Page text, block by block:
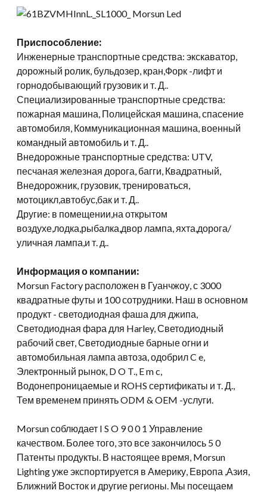
Приспособление:
Инженерные транспортные средства: экскаватор,
дорожный ролик, бульдозер, кран,Форк -лифт и
горнодобывающий грузовик и т. Д..
Специализированные транспортные средства:
пожарная машина, Полицейская машина, спасение
автомобиля, Коммуникационная машина, военный
командный автомобиль и т. Д..
Внедорожные транспортные средства: UTV,
песчаная железная дорога, багги, Квадратный,
Внедорожник, грузовик, тренироваться,
мотоцикл,автобус,бак и т. Д..
Другие: в помещении,на открытом
воздухе,лодка,рыбалка,двор лампа, яхта,дорога/
уличная лампа,и т. д..
Информация о компании:
Morsun Factory расположен в Гуанчжоу, с 3000
квадратные футы и 100 сотрудники. Наш в основном
продукт - светодиодная фаша для джипа,
Светодиодная фара для Harley, Светодиодный
рабочий свет, Светодиодные барные огни и
автомобильная лампа автоза, одобрил C e,
Электронный рынок, D O T., E m c,
Водонепроницаемые и ROHS сертификаты и т. Д.,
Тем временем принять ODM & OEM -услуги.
Morsun соблюдает I S O 9 0 0 1 Управление
качеством. Более того, это все закончилось 5 0
Патенты продукты. В настоящее время, Morsun
Lighting уже экспортируется в Америку, Европа ,Азия,
Ближний Восток и другие регионы. Мы посещаем